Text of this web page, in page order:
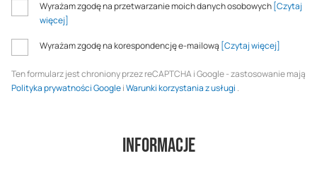
Wyrażam zgodę na przetwarzanie moich danych osobowych[Czytaj
więcej]
Wyrażam zgodę na korespondencję e-mailową [Czytaj więcej]
Ten formularz jest chroniony przez reCAPTCHA i Google - zastosowanie mają
Polityka prywatności GoogleiWarunki korzystania z usługi .
Informacje